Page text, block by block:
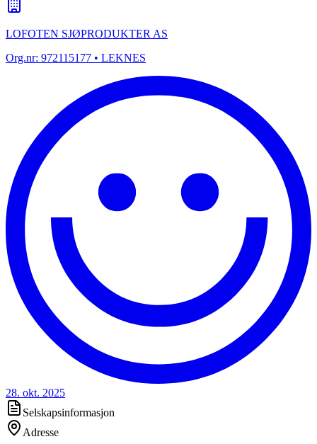
LOFOTEN SJØPRODUKTER AS
Org.nr: 972115177 • LEKNES
28. okt. 2025
Selskapsinformasjon
Adresse